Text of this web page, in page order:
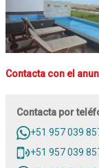
Contacta con el
Contacta por
+51 957 039
+51 957 039